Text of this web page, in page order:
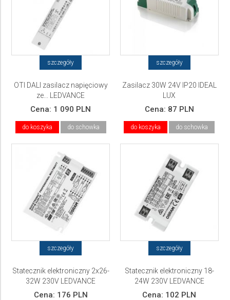
szczegóły
OTI DALI zasilacz napięciowy
ze... LEDVANCE
Cena: 1 090 PLN
do koszyka do schowka
szczegóły
Zasilacz 30W 24V IP20 IDEAL
LUX
Cena: 87 PLN
do koszyka do schowka
szczegóły
Statecznik elektroniczny 2x26-
32W 230V LEDVANCE
Cena: 176 PLN
szczegóły
Statecznik elektroniczny 18-
24W 230V LEDVANCE
Cena: 102 PLN